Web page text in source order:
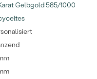
Gelbgold 585/1000